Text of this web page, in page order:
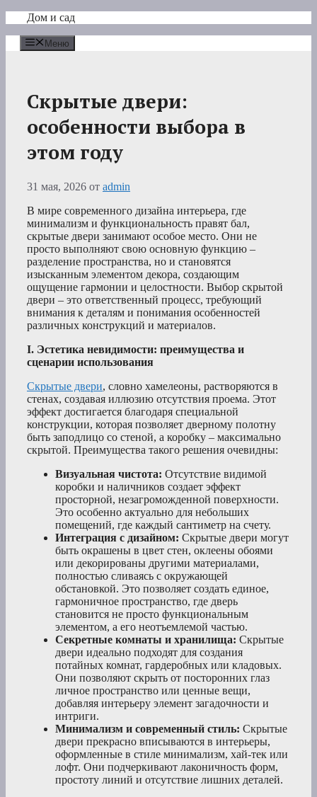
Перейти
содержимому
Дом и сад
Меню
Скрытые двери:
особенности выбора в
этом году
31 мая, 2026 от admin
В мире современного дизайна интерьера, где
минимализм и функциональность правят бал,
скрытые двери занимают особое место. Они не
просто выполняют свою основную функцию –
разделение пространства, но и становятся
изысканным элементом декора, создающим
ощущение гармонии и целостности. Выбор скрытой
двери – это ответственный процесс, требующий
внимания к деталям и понимания особенностей
различных конструкций и материалов.
I. Эстетика невидимости: преимущества и
сценарии использования
Скрытые двери, словно хамелеоны, растворяются в
стенах, создавая иллюзию отсутствия проема. Этот
эффект достигается благодаря специальной
конструкции, которая позволяет дверному полотну
быть заподлицо со стеной, а коробку – максимально
скрытой. Преимущества такого решения очевидны:
Визуальная чистота: Отсутствие видимой
коробки и наличников создает эффект
просторной, незагроможденной поверхности.
Это особенно актуально для небольших
помещений, где каждый сантиметр на счету.
Интеграция с дизайном: Скрытые двери могут
быть окрашены в цвет стен, оклеены обоями
или декорированы другими материалами,
полностью сливаясь с окружающей
обстановкой. Это позволяет создать единое,
гармоничное пространство, где дверь
становится не просто функциональным
элементом, а его неотъемлемой частью.
Секретные комнаты и хранилища: Скрытые
двери идеально подходят для создания
потайных комнат, гардеробных или кладовых.
Они позволяют скрыть от посторонних глаз
личное пространство или ценные вещи,
добавляя интерьеру элемент загадочности и
интриги.
Минимализм и современный стиль: Скрытые
двери прекрасно вписываются в интерьеры,
оформленные в стиле минимализм, хай-тек или
лофт. Они подчеркивают лаконичность форм,
простоту линий и отсутствие лишних деталей.